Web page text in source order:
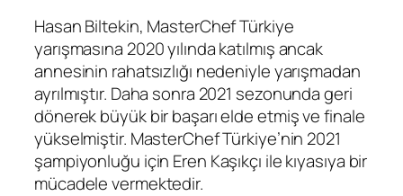
Hasan Biltekin, MasterChef Türkiye
yarışmasına 2020 yılında katılmış ancak
annesinin rahatsızlığı nedeniyle yarışmadan
ayrılmıştır. Daha sonra 2021 sezonunda geri
dönerek büyük bir başarı elde etmiş ve finale
yükselmiştir. MasterChef Türkiye’nin 2021
şampiyonluğu için Eren Kaşıkçı ile kıyasıya bir
mücadele vermektedir.